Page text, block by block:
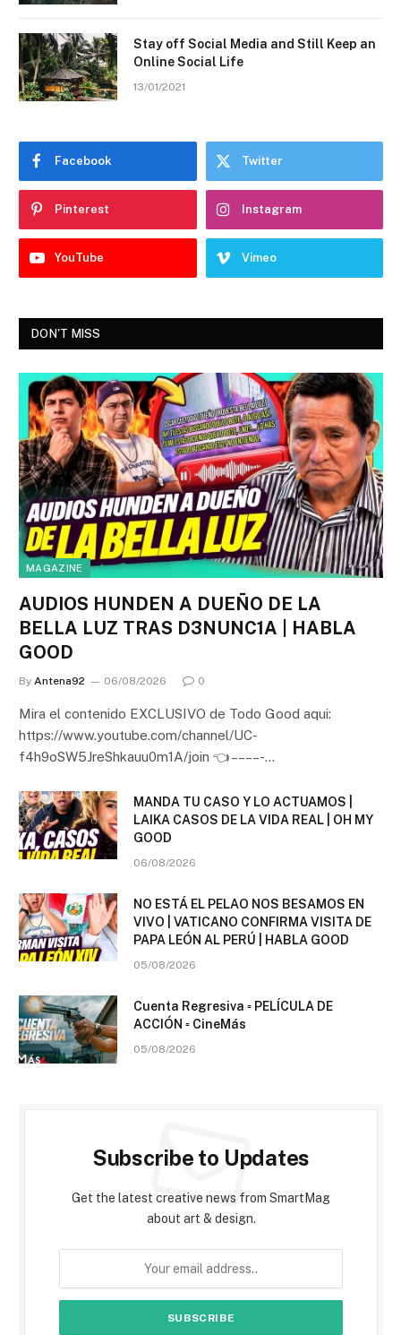
Stay off Social Media and Still Keep an
Online Social Life
13/01/2021
Facebook Twitter
Pinterest Instagram
YouTube Vimeo
DON'T MISS
MAGAZINE
AUDIOS HUNDEN A DUEÑO DE LA
BELLA LUZ TRAS D3NUNC1A | HABLA
GOOD
By Antena92 06/08/2026 0
Mira el contenido EXCLUSIVO de Todo Good aqui:
https://www.youtube.com/channel/UC-
f4h9oSW5JreShkauu0m1A/join 👈 – – – – -…
MANDA TU CASO Y LO ACTUAMOS |
LAIKA CASOS DE LA VIDA REAL | OH MY
GOOD
06/08/2026
NO ESTÁ EL PELAO NOS BESAMOS EN
VIVO | VATICANO CONFIRMA VISITA DE
PAPA LEÓN AL PERÚ | HABLA GOOD
05/08/2026
Cuenta Regresiva ▫️ PELÍCULA DE
ACCIÓN ▫️ CineMás
05/08/2026
Subscribe to Updates
Get the latest creative news from SmartMag
about art & design.